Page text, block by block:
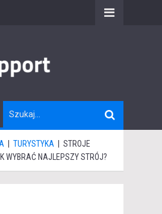
TURYSTYKA
STROJE
WYBRAĆ NAJLEPSZY STRÓJ?